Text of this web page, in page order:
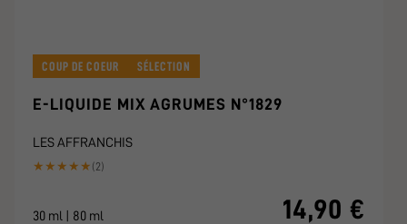
COUP DE COEUR SÉLECTION
E-LIQUIDE MIX AGRUMES N°1829
LES AFFRANCHIS
★ ★ ★ ★ ★ (2)
30 ml | 80 ml 14,90 €